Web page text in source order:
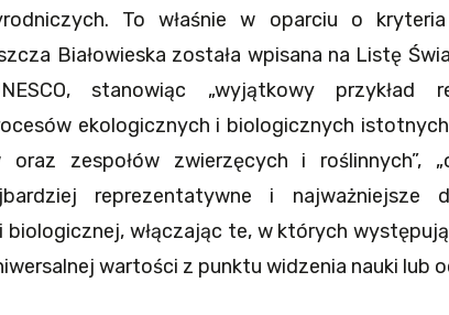
To właśnie w oparciu o
Białowieska została wpisana na Listę
stanowiąc „wyjątkowy przykład
ekologicznych i biologicznych
oraz zespołów zwierzęcych i roślinnych”,
reprezentatywne i
biologicznej, włączając te, w których
wartości z punktu widzenia nauki lub